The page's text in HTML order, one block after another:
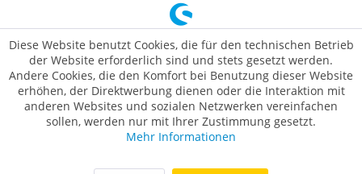
Diese Website benutzt Cookies, die für den technischen Betrieb
der Website erforderlich sind und stets gesetzt werden.
Andere Cookies, die den Komfort bei Benutzung dieser Website
erhöhen, der Direktwerbung dienen oder die Interaktion mit
anderen Websites und sozialen Netzwerken vereinfachen
sollen, werden nur mit Ihrer Zustimmung gesetzt.
Mehr Informationen